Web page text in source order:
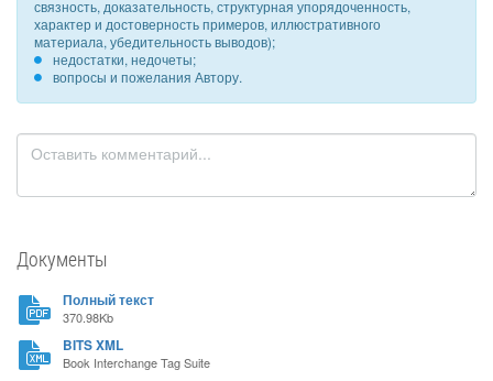
связность, доказательность, структурная упорядоченность,
характер и достоверность примеров, иллюстративного
материала, убедительность выводов);
недостатки, недочеты;
вопросы и пожелания Автору.
Документы
Полный текст
370.98Kb
BITS XML
Book Interchange Tag Suite